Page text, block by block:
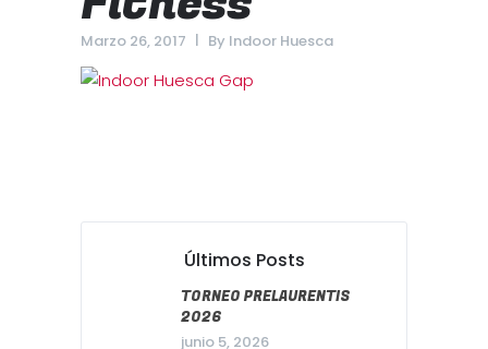
Marzo 26, 2017 By Indoor Huesca
Últimos Posts
TORNEO PRELAURENTIS
2026
junio 5, 2026